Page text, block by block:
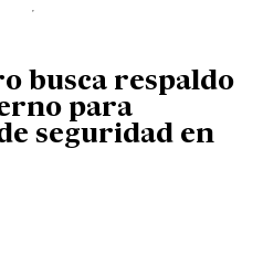
busca respaldo
para
seguridad en